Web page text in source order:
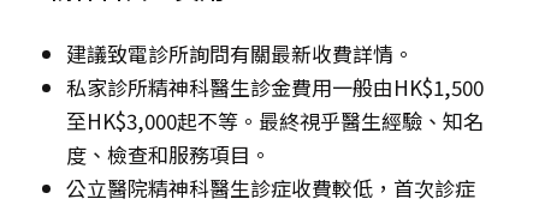
建議致電診所詢問有關最新收費詳情。
私家診所精神科醫生診金費用一般由HK$1,500
至HK$3,000起不等。最終視乎醫生經驗、知名
度、檢查和服務項目。
公立醫院精神科醫生診症收費較低，首次診症